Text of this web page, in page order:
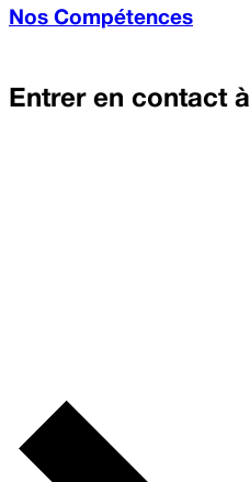
Nos Compétences
Entrer en contact à